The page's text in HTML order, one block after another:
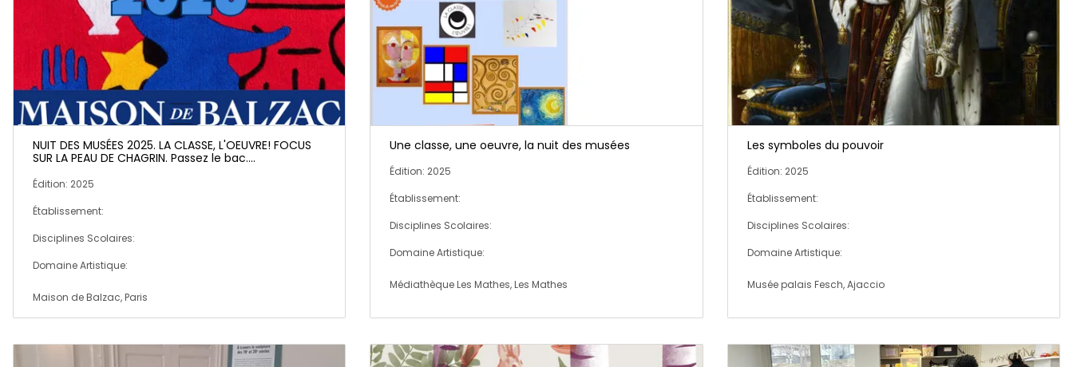
NUIT DES MUSÉES 2025. LA CLASSE, L'OEUVRE! FOCUS
SUR LA PEAU DE CHAGRIN. Passez le bac....
Édition: 2025
Établissement:
Disciplines Scolaires:
Domaine Artistique:
Maison de Balzac, Paris
Une classe, une oeuvre, la nuit des musées
Édition: 2025
Établissement:
Disciplines Scolaires:
Domaine Artistique:
Médiathèque Les Mathes, Les Mathes
Les symboles du pouvoir
Édition: 2025
Établissement:
Disciplines Scolaires:
Domaine Artistique:
Musée palais Fesch, Ajaccio